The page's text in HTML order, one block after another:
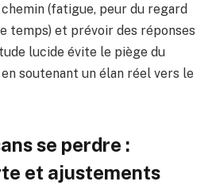
(fatigue, peur du regard
temps) et prévoir des réponses
lucide évite le piège du
soutenant un élan réel vers le
se perdre :
et ajustements